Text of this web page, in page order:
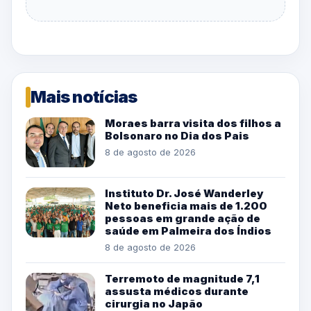
Mais notícias
Moraes barra visita dos filhos a
Bolsonaro no Dia dos Pais
8 de agosto de 2026
Instituto Dr. José Wanderley
Neto beneficia mais de 1.200
pessoas em grande ação de
saúde em Palmeira dos Índios
8 de agosto de 2026
Terremoto de magnitude 7,1
assusta médicos durante
cirurgia no Japão